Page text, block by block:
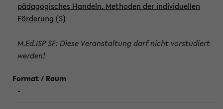
pädagogisches Handeln. Methoden der individuellen
Förderung (S)
M.Ed.ISP SF: Diese Veranstaltung darf nicht vorstudiert
werden!
-